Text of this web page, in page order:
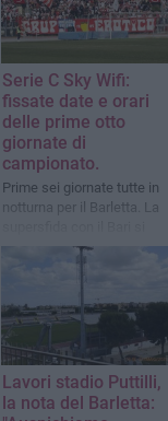
Serie C Sky Wifi:
fissate date e orari
delle prime otto
giornate di
campionato.
Prime sei giornate tutte in
notturna per il Barletta. La
giocheràvenerdì 28 agosto
alle ore 21. Contro il Potenza
settembre.
Lavori stadio Puttilli,
la nota del Barletta: